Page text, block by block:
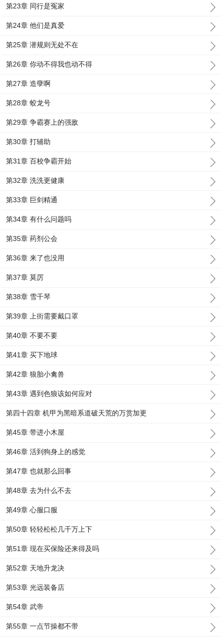
第23章 同行是冤家
第24章 他们是真爱
第25章 潜规则无处不在
第26章 你动不得我也动不得
第27章 造孽啊
第28章 蛟龙号
第29章 争霸赛上的强敌
第30章 打辅助
第31章 百校争霸开始
第32章 洗洗更健康
第33章 巨剑精通
第34章 有什么问题吗
第35章 药剂公会
第36章 来了也没用
第37章 莫厉
第38章 雪千琴
第39章 上街需要戴口罩
第40章 不要不要
第41章 买下地球
第42章 狼胎小禽兽
第43章 遇到色狼该如何应对
第四十四章 机甲为黑暗系道破天荒的万赏加更
第45章 带进小木屋
第46章 活到狗身上的感觉
第47章 也就那么回事
第48章 去为什么不去
第49章 心服口服
第50章 轻轻松松几千万上下
第51章 现在买保险还来得及吗
第52章 天地升龙决
第53章 光远装备店
第54章 武帝
第55章 一点节操都不带